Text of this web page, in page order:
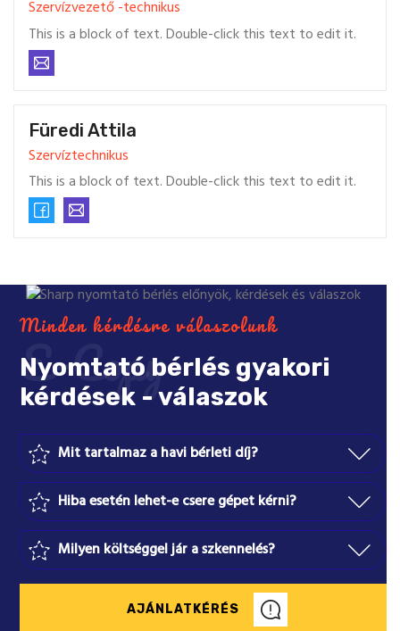
Szervízvezető -technikus
This is a block of text. Double-click this text to edit it.
Füredi Attila
Szervíztechnikus
This is a block of text. Double-click this text to edit it.
E-Copy
Minden kérdésre válaszolunk
Nyomtató bérlés gyakori
kérdések - válaszok
Mit tartalmaz a havi bérleti díj?
Hiba esetén lehet-e csere gépet kérni?
Milyen költséggel jár a szkennelés?
AJÁNLATKÉRÉS